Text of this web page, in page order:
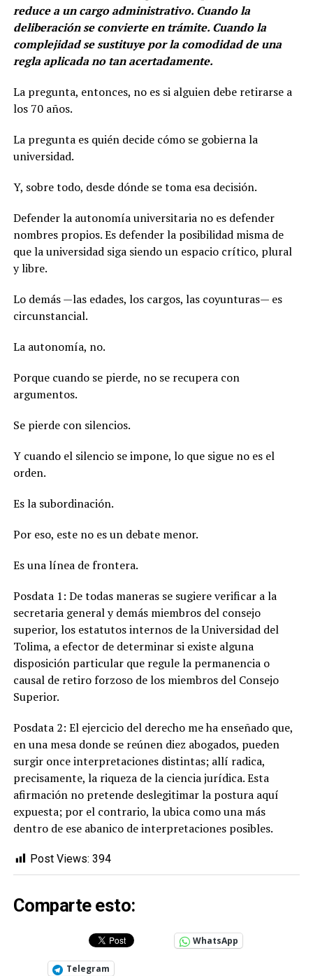
reduce a un cargo administrativo. Cuando la
deliberación se convierte en trámite. Cuando la
complejidad se sustituye por la comodidad de una
regla aplicada no tan acertadamente.
La pregunta, entonces, no es si alguien debe retirarse a
los 70 años.
La pregunta es quién decide cómo se gobierna la
universidad.
Y, sobre todo, desde dónde se toma esa decisión.
Defender la autonomía universitaria no es defender
nombres propios. Es defender la posibilidad misma de
que la universidad siga siendo un espacio crítico, plural
y libre.
Lo demás —las edades, los cargos, las coyunturas— es
circunstancial.
La autonomía, no.
Porque cuando se pierde, no se recupera con
argumentos.
Se pierde con silencios.
Y cuando el silencio se impone, lo que sigue no es el
orden.
Es la subordinación.
Por eso, este no es un debate menor.
Es una línea de frontera.
Posdata 1: De todas maneras se sugiere verificar a la
secretaria general y demás miembros del consejo
superior, los estatutos internos de la Universidad del
Tolima, a efector de determinar si existe alguna
disposición particular que regule la permanencia o
causal de retiro forzoso de los miembros del Consejo
Superior.
Posdata 2: El ejercicio del derecho me ha enseñado que,
en una mesa donde se reúnen diez abogados, pueden
surgir once interpretaciones distintas; allí radica,
precisamente, la riqueza de la ciencia jurídica. Esta
afirmación no pretende deslegitimar la postura aquí
expuesta; por el contrario, la ubica como una más
dentro de ese abanico de interpretaciones posibles.
Post Views: 394
Comparte esto:
WhatsApp
Telegram